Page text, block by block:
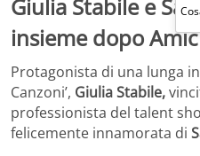
Giulia Stabile e
insieme dopo
Protagonista di una lunga
Canzoni’, Giulia Stabile,
professionista del talent
felicemente innamorata di